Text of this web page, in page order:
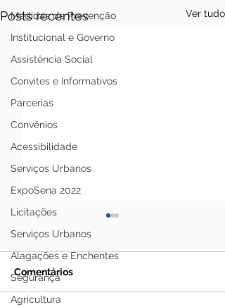
Medidas de Prevenção
Institucional e Governo
Assistência Social
Convites e Informativos
Parcerias
Convênios
Acessibilidade
Serviços Urbanos
ExpoSena 2022
Licitações
Serviços Urbanos
Alagações e Enchentes
Segurança
Agricultura
Posts recentes Ver tudo
Comentários